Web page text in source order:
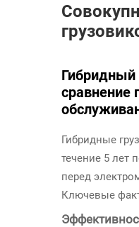
Гибридный
сравнение
Гибридные
течение 5 лет
перед
Ключевые